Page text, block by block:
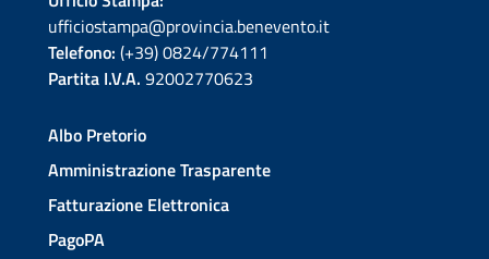
ufficiostampa@provincia.benevento.it
Telefono: (+39) 0824/774111
Partita I.V.A. 92002770623
Albo Pretorio
Amministrazione Trasparente
Fatturazione Elettronica
PagoPA